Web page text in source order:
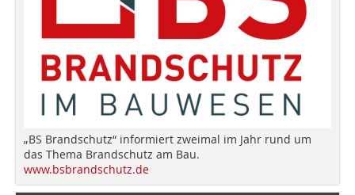
„BS Brandschutz“ informiert zweimal im Jahr rund um
das Thema Brandschutz am Bau.
www.bsbrandschutz.de